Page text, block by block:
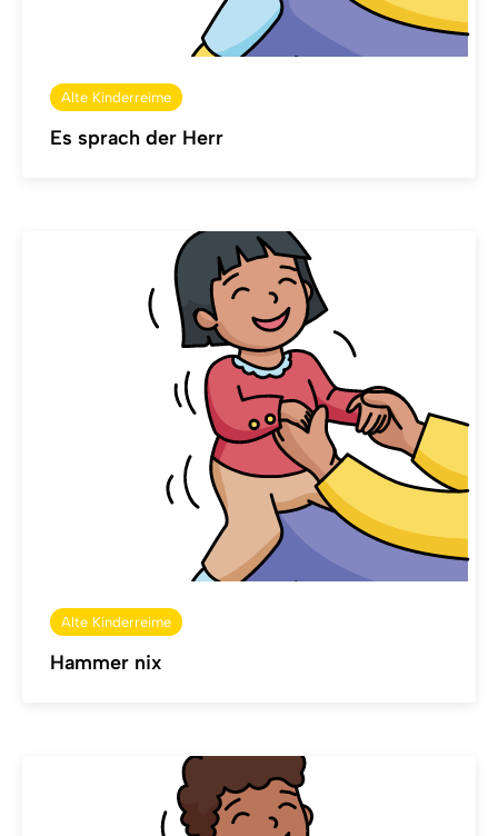
Alte Kinderreime
Es sprach der Herr
Alte Kinderreime
Hammer nix